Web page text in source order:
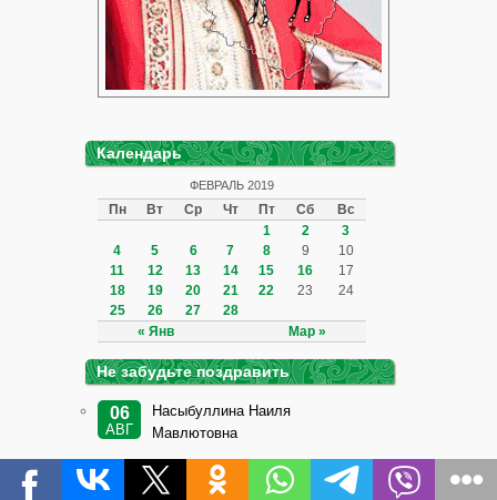
Календарь
ФЕВРАЛЬ 2019
Пн Вт Ср Чт Пт Сб Вс
« Янв Мар »
1 2
3
4
5 6 7 8 9
10
11
12 13 14 15 16
17
18
19 20 21 22 23
24
25
26 27 28
Не забудьте поздравить
06
АВГ
Насыбуллина Наиля
Мавлютовна
АВГ
Гелфия Шавкетовна
Фазульянова